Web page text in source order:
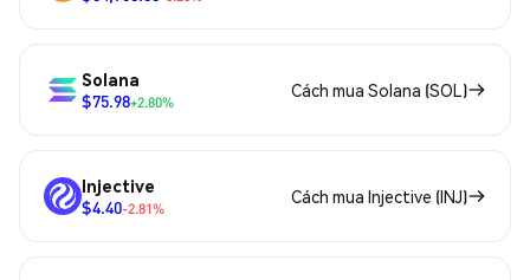
Solana
$75.98+2.80%
Cách mua Solana (SOL)
Injective
$4.40-2.81%
Cách mua Injective (INJ)